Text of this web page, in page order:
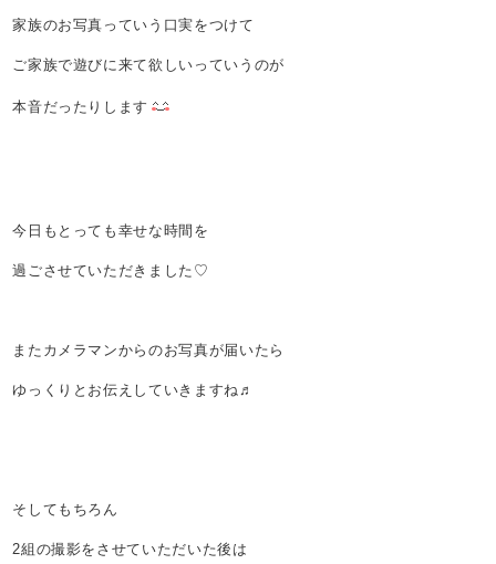
家族のお写真っていう口実をつけて
ご家族で遊びに来て欲しいっていうのが
本音だったりします
今日もとっても幸せな時間を
過ごさせていただきました♡
またカメラマンからのお写真が届いたら
ゆっくりとお伝えしていきますね♬
そしてもちろん
2組の撮影をさせていただいた後は